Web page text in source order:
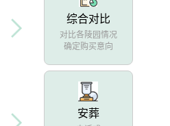
综合对比
对比各陵园情况
确定购买意向
安葬